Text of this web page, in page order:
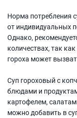
Норма потребления
от индивидуальных
Однако,
количествах, так
гороха может
Суп гороховый с
блюдами и
картофелем,
можно добавить в